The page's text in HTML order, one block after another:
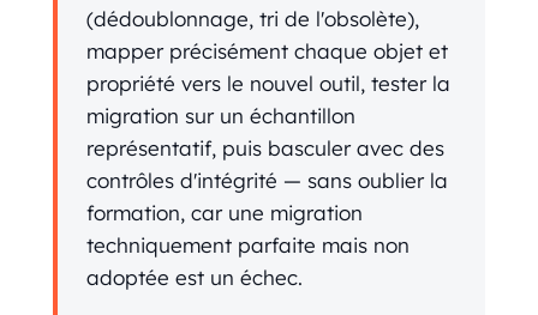
(dédoublonnage, tri de l'obsolète),
mapper précisément chaque objet et
propriété vers le nouvel outil, tester la
migration sur un échantillon
représentatif, puis basculer avec des
contrôles d'intégrité — sans oublier la
formation, car une migration
techniquement parfaite mais non
adoptée est un échec.